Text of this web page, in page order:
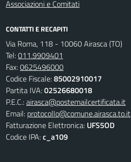
Associazioni e Comitati
CONTATTI E RECAPITI
Via Roma, 118 - 10060 Airasca (TO)
Tel:011.9909401
Fax:0625496000
Codice Fiscale:85002910017
Partita IVA:02526680018
P.E.C.:airasca@postemailcertificata.it
Email: protocollo@comune.airasca.to.it
Fatturazione Elettronica: UFS5OD
Codice IPA:c_a109